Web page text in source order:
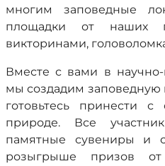
многим заповедные
площадки от наших
викторинами,
Вместе с вами в научно-
мы создадим заповедную
готовьтесь принести
природе. Все
памятные сувениры и
розыгрыше призов